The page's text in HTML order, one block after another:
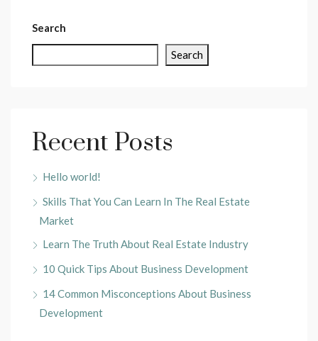
Search
Search
Recent Posts
Hello world!
Skills That You Can Learn In The Real Estate
Market
Learn The Truth About Real Estate Industry
10 Quick Tips About Business Development
14 Common Misconceptions About Business
Development